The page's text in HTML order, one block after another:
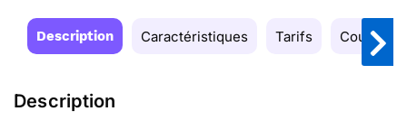
Description Caractéristiques Tarifs Couleurs
Description